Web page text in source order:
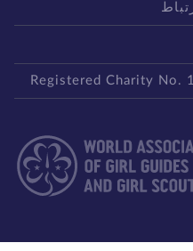
Registered Charity